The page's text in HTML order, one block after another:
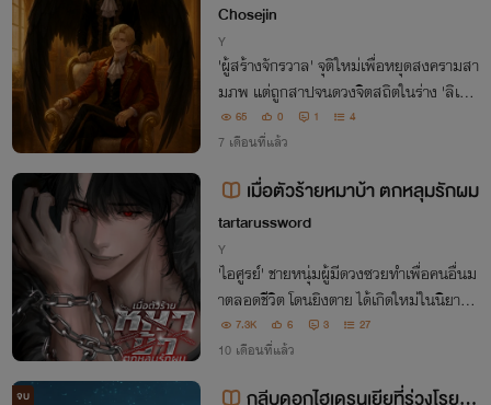
Chosejin
Y
'ผู้สร้างจักรวาล' จุติใหม่เพื่อหยุดสงครามสา
มภพ แต่ถูกสาปจนดวงจิตสถิตในร่าง 'ลิเวีย
ร์' ลูกครึ่งยมทูตมึนๆ กับภารกิจตามหาดวงจิ
ตและการกวาดล้างความมืดจึงเริ่มขึ้นพร้อม
พันธสัญญาเลือดและความคลั่งรัก!
65 0 1 4
7 เดือนที่แล้ว
เมื่อตัวร้ายหมาบ้า ตกหลุมรักผม
tartarussword
Y
'ไอศูรย์' ชายหนุ่มผู้มีดวงซวยทำเพื่อคนอื่นม
าตลอดชีวิต โดนยิงตาย ได้เกิดใหม่ในนิยายแ
ฟนตาซีเป็นตัวประกอบในตระกูลที่ร่ำรวย แ
ละได้พบกับตัวร้ายหมาบ้า เซอร์เบอรอส ผู้ที่
ตามเนื้อเรื่องหลักต้องเป็นคนที่ฆ่าเขา
7.3K 6 3 27
10 เดือนที่แล้ว
จบ